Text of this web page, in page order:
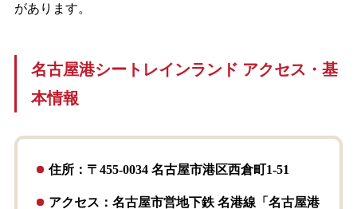
があります。
名古屋港シートレインランド アクセス・基
本情報
住所：〒455-0034 名古屋市港区西倉町1-51
アクセス：名古屋市営地下鉄 名港線「名古屋港